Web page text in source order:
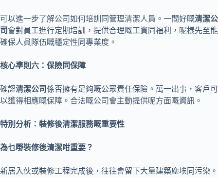
可以進一步了解公司如何培訓同管理清潔人員。一間好嘅清潔公
司會對員工進行定期培訓，提供合理嘅工資同福利，呢樣先至能
確保人員隊伍嘅穩定性同專業度。
核心準則六：保險同保障
確認清潔公司係否擁有足夠嘅公眾責任保險。萬一出事，客戶可
以獲得相應嘅保障。合法嘅公司會主動提供呢方面嘅資訊。
特別分析：裝修後清潔服務嘅重要性
為乜嘢裝修後清潔咁重要？
新居入伙或裝修工程完成後，往往會留下大量建築塵埃同污染。